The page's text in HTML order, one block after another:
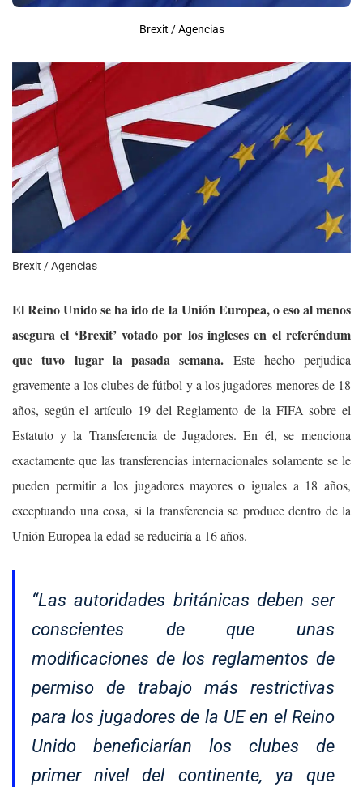
Brexit / Agencias
Brexit / Agencias
El Reino Unido se ha ido de la Unión Europea, o eso al menos
asegura el ‘Brexit’ votado por los ingleses en el referéndum
que tuvo lugar la pasada semana. Este hecho perjudica
gravemente a los clubes de fútbol y a los jugadores menores de 18
años, según el artículo 19 del Reglamento de la FIFA sobre el
Estatuto y la Transferencia de Jugadores. En él, se menciona
exactamente que las transferencias internacionales solamente se le
pueden permitir a los jugadores mayores o iguales a 18 años,
exceptuando una cosa, si la transferencia se produce dentro de la
Unión Europea la edad se reduciría a 16 años.
“Las autoridades británicas deben ser
conscientes de que unas
modificaciones de los reglamentos de
permiso de trabajo más restrictivas
para los jugadores de la UE en el Reino
Unido beneficiarían los clubes de
primer nivel del continente, ya que